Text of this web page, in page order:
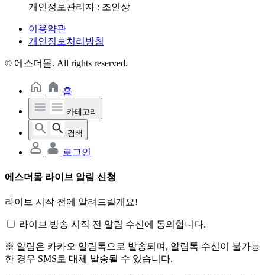
개인정보관리자 : 조인상
이용약관
개인정보처리방침
© 에스더몰. All rights reserved.
홈
카테고리
검색
로그인
에스더몰 라이브 알림 신청
라이브 시작 전에 알려드릴게요!
라이브 방송 시작 전 알림 수신에 동의합니다.
※ 알림은 카카오 알림톡으로 발송되며, 알림톡 수신이 불가능
한 경우 SMS로 대체 발송될 수 있습니다.